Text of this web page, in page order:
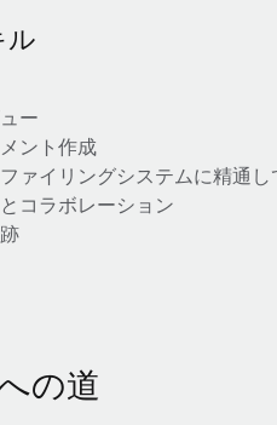
ル
ー
ント作成
ァイリングシステムに精通し
コラボレーション
の道